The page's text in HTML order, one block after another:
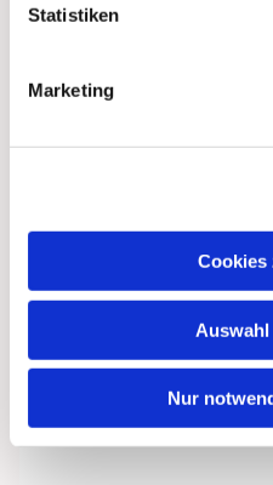
Statistiken
Marketing
Cookies
Nur